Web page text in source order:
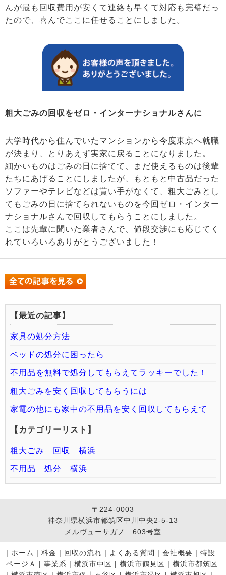
んが最も回収費用が安くて連絡も早くて対応も完璧だっ
たので、喜んでここに任せることにしました。
粗大ごみの回収をゼロ・インターナショナルさんに
大学時代から住んでいたマンションから今度東京へ就職
が決まり、とりあえず実家に戻ることになりました。
細かいものはごみの日に捨てて、まだ使えるものは後輩
たちにあげることにしましたが、もともと中古品だった
ソファーやテレビなどは貰い手がなくて、粗大ごみとし
てもごみの日に捨てられないものを今回ゼロ・インター
ナショナルさんで回収してもらうことにしました。
ここは先輩に聞いた業者さんで、値段交渉にも応じてく
れていろいろありがとうございました！
【最近の記事】
家具の処分方法
ベッドの処分に困ったら
不用品を無料で処分してもらえてラッキーでした！
粗大ごみを安く回収してもらうには
家電の他にも家中の不用品を安く回収してもらえて
【カテゴリーリスト】
粗大ごみ 回収 横浜
不用品 処分 横浜
〒224-0003
神奈川県横浜市都筑区中川中央2-5-13
メルヴューサガノ 603号室
| ホーム | 料金 | 回収の流れ | よくある質問 | 会社概要 | 特設
ページＡ
| 事業系 | 横浜市中区 | 横浜市鶴見区 | 横浜市都筑区